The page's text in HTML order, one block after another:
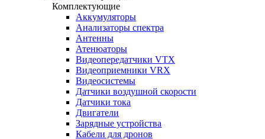
Комплектующие
Аккумуляторы
Анализаторы спектра
Антенны
Атенюаторы
Видеопередатчики VTX
Видеоприемники VRX
Видеосистемы
Датчики воздушной скорости
Датчики тока
Двигатели
Зарядные устройства
Кабели для дронов